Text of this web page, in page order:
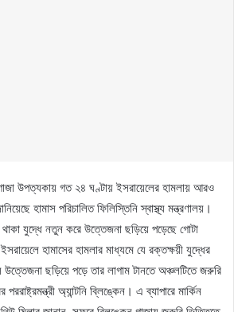
উপত্যকায় গত ২৪ ঘণ্টায় ইসরায়েলের হামলায় আরও
হামাস পরিচালিত ফিলিস্তিনি স্বাস্থ্য মন্ত্রণালয়।
থাকা যুদ্ধে নতুন করে উত্তেজনা ছড়িয়ে পড়েছে গোটা
হামাসের হামলার মাধ্যমে যে রক্তক্ষয়ী যুদ্ধের
ছড়িয়ে পড়ে তার লাগাম টানতে অঞ্চলটিতে জরুরি
অ্যান্টনি ব্লিঙ্কেন। এ ব্যাপারে মার্কিন